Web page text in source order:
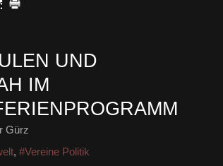
UND
IM
Gürz
, #Vereine Politik